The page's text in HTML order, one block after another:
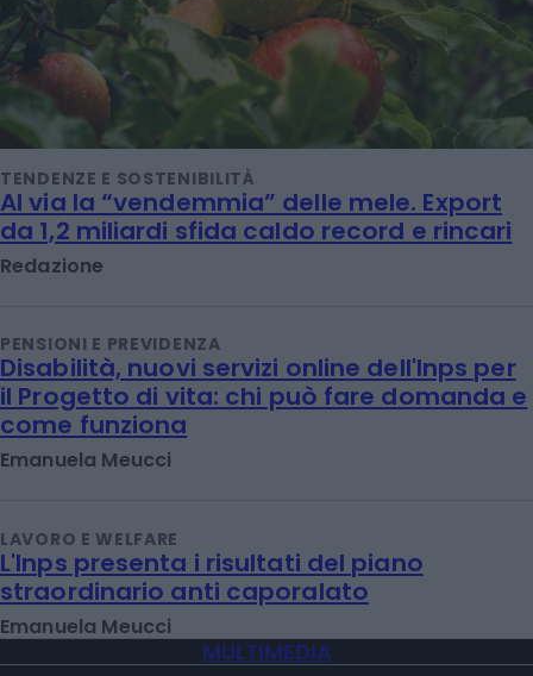
TENDENZE E SOSTENIBILITÀ
Al via la “vendemmia” delle mele. Export
da 1,2 miliardi sfida caldo record e rincari
Redazione
PENSIONI E PREVIDENZA
Disabilità, nuovi servizi online dell'Inps per
il Progetto di vita: chi può fare domanda e
come funziona
Emanuela Meucci
LAVORO E WELFARE
L'Inps presenta i risultati del piano
straordinario anti caporalato
Emanuela Meucci
MULTIMEDIA